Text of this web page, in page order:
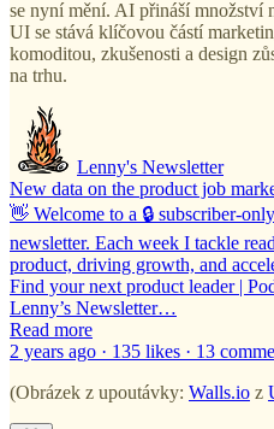
se nyní mění. AI přináší množství
UI se stává klíčovou částí
komoditou, zkušenosti a design
na trhu.
Lenny's Newsletter
New data on the product job
👋 Welcome to a 🔒 subscriber-
newsletter. Each week I tackle
product, driving growth, and
Find your next product leader |
Lenny’s Newsletter…
Read more
2 years ago · 135 likes · 13
(Obrázek z upoutávky: Walls.io z